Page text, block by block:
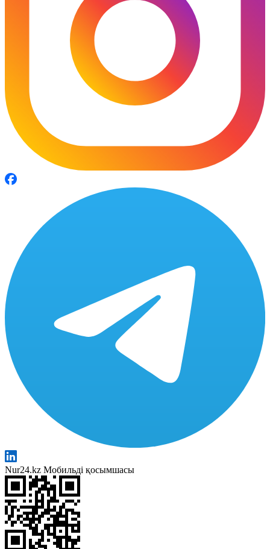
Nur24.kz Мобильді қосымшасы